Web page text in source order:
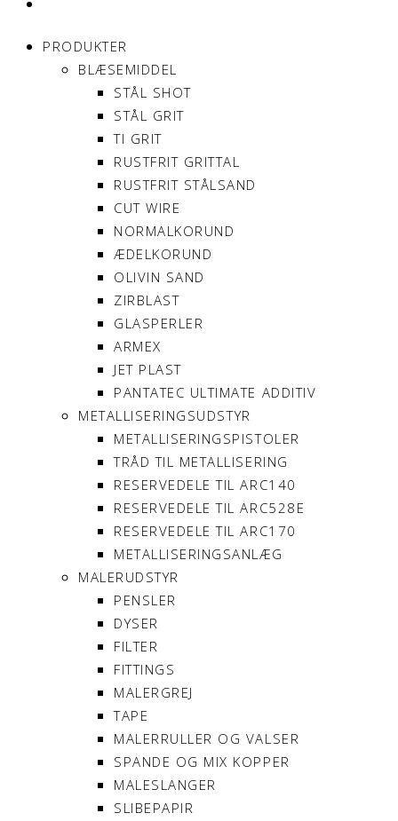
PRODUKTER
BLÆSEMIDDEL
STÅL SHOT
STÅL GRIT
TI GRIT
RUSTFRIT GRITTAL
RUSTFRIT STÅLSAND
CUT WIRE
NORMALKORUND
ÆDELKORUND
OLIVIN SAND
ZIRBLAST
GLASPERLER
ARMEX
JET PLAST
PANTATEC ULTIMATE ADDITIV
METALLISERINGSUDSTYR
METALLISERINGSPISTOLER
TRÅD TIL METALLISERING
RESERVEDELE TIL ARC140
RESERVEDELE TIL ARC528E
RESERVEDELE TIL ARC170
METALLISERINGSANLÆG
MALERUDSTYR
PENSLER
DYSER
FILTER
FITTINGS
MALERGREJ
TAPE
MALERRULLER OG VALSER
SPANDE OG MIX KOPPER
MALESLANGER
SLIBEPAPIR